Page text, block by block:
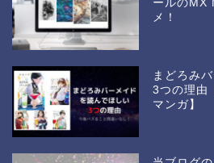
ールのMX
メ！
まどろみ
3つの理由
マンガ】